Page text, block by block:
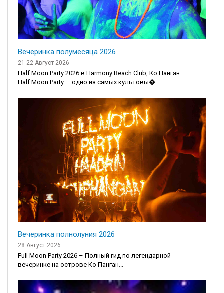
Вечеринка полумесяца 2026
21-22 Август 2026
Half Moon Party 2026 в Harmony Beach Club, Ко Панган
Half Moon Party — одно из самых культовы�...
Вечеринка полнолуния 2026
28 Август 2026
Full Moon Party 2026 – Полный гид по легендарной
вечеринке на острове Ко Панган...